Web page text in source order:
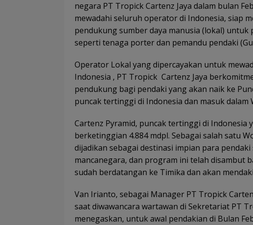
negara PT Tropick Cartenz Jaya dalam bulan
mewadahi seluruh operator di Indonesia, siap
pendukung sumber daya manusia (lokal)
seperti tenaga porter dan pemandu pendaki
Operator Lokal yang dipercayakan untuk
Indonesia , PT Tropick Cartenz Jaya
pendukung bagi pendaki yang akan naik ke
puncak tertinggi di Indonesia dan masuk dalam
Cartenz Pyramid, puncak tertinggi di Indonesia
berketinggian 4.884 mdpl. Sebagai salah satu
dijadikan sebagai destinasi impian para
mancanegara, dan program ini telah disambut
sudah berdatangan ke Timika dan akan
Van Irianto, sebagai Manager PT Tropick
saat diwawancara wartawan di Sekretariat PT
menegaskan, untuk awal pendakian di Bulan